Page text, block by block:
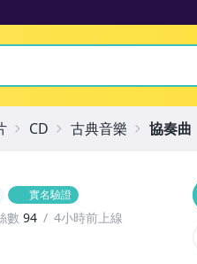
實名驗證
數 94
4小時前上線
CD 古典音樂 協奏曲